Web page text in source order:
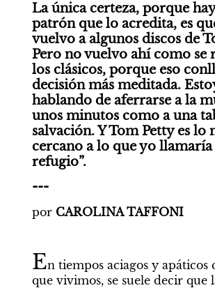
La única certeza, porque
patrón que lo acredita, es
vuelvo a algunos discos de
Pero no vuelvo ahí como se
los clásicos, porque eso
decisión más meditada.
hablando de aferrarse a la
unos minutos como a una
salvación. Y Tom Petty es lo
cercano a lo que yo llamaría
refugio”.
---
por CAROLINA TAFFONI
En tiempos aciagos y apáticos
que vivimos, se suele decir que